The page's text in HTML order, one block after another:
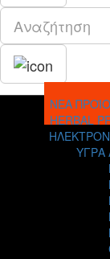
ΝΕΑ
HERBAL
ΥΓΡΑ